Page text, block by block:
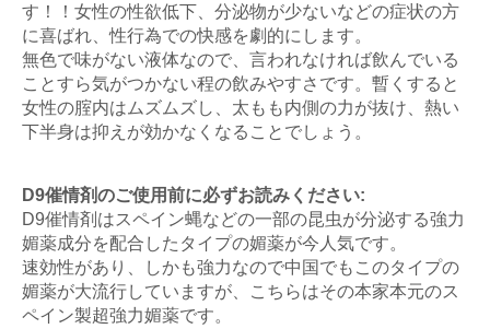
す！！女性の性欲低下、分泌物が少ないなどの症状の方
に喜ばれ、性行為での快感を劇的にします。
無色で味がない液体なので、言われなければ飲んでいる
ことすら気がつかない程の飲みやすさです。暫くすると
女性の腟内はムズムズし、太もも内側の力が抜け、熱い
下半身は抑えが効かなくなることでしょう。
D9催情剤のご使用前に必ずお読みください:
D9催情剤はスペイン蝿などの一部の昆虫が分泌する強力
媚薬成分を配合したタイプの媚薬が今人気です。
速効性があり、しかも強力なので中国でもこのタイプの
媚薬が大流行していますが、こちらはその本家本元のス
ペイン製超強力媚薬です。